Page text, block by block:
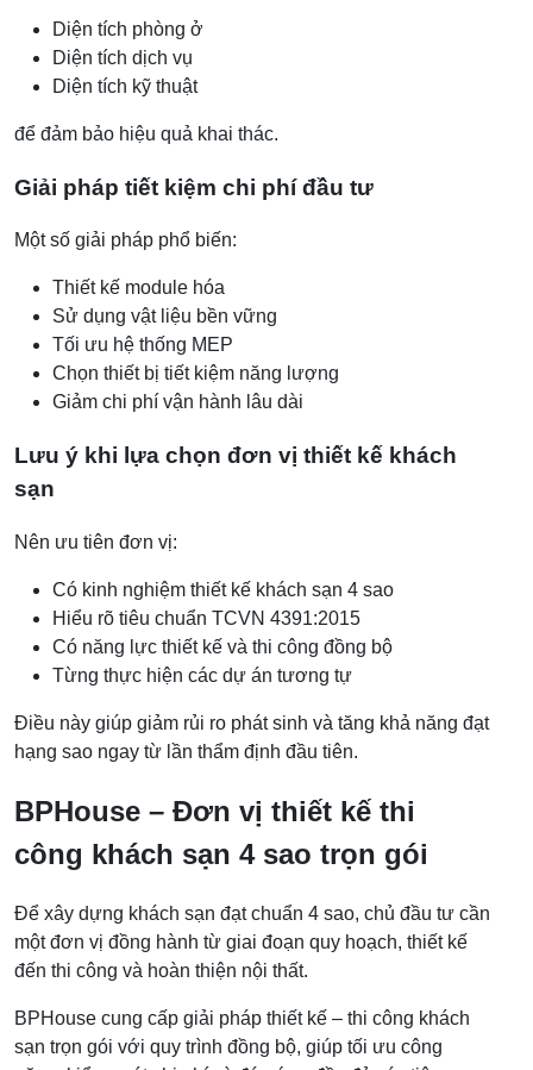
Diện tích phòng ở
Diện tích dịch vụ
Diện tích kỹ thuật
để đảm bảo hiệu quả khai thác.
Giải pháp tiết kiệm chi phí đầu tư
Một số giải pháp phổ biến:
Thiết kế module hóa
Sử dụng vật liệu bền vững
Tối ưu hệ thống MEP
Chọn thiết bị tiết kiệm năng lượng
Giảm chi phí vận hành lâu dài
Lưu ý khi lựa chọn đơn vị thiết kế khách
sạn
Nên ưu tiên đơn vị:
Có kinh nghiệm thiết kế khách sạn 4 sao
Hiểu rõ tiêu chuẩn TCVN 4391:2015
Có năng lực thiết kế và thi công đồng bộ
Từng thực hiện các dự án tương tự
Điều này giúp giảm rủi ro phát sinh và tăng khả năng đạt
hạng sao ngay từ lần thẩm định đầu tiên.
BPHouse – Đơn vị thiết kế thi
công khách sạn 4 sao trọn gói
Để xây dựng khách sạn đạt chuẩn 4 sao, chủ đầu tư cần
một đơn vị đồng hành từ giai đoạn quy hoạch, thiết kế
đến thi công và hoàn thiện nội thất.
BPHouse cung cấp giải pháp thiết kế – thi công khách
sạn trọn gói với quy trình đồng bộ, giúp tối ưu công